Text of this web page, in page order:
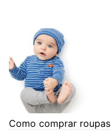
Como comprar roupas